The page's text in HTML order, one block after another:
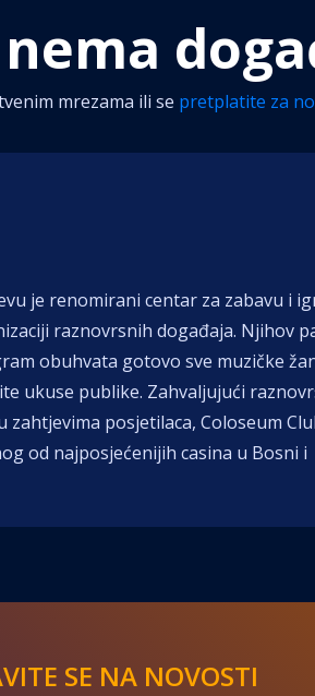
mrezama ili se pretplatite za
je renomirani centar za zabavu i
raznovrsnih događaja. Njihov
obuhvata gotovo sve muzičke
ukuse publike. Zahvaljujući
posjetilaca, Coloseum
od najposjećenijih casina u Bosni i
SE NA NOVOSTI